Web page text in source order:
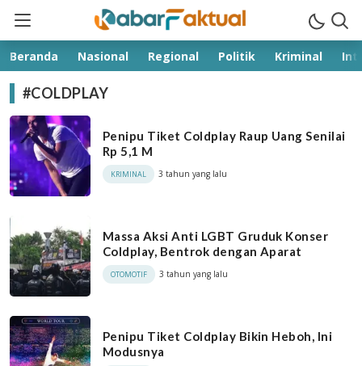
kabarfaktual.com
Terpercaya
Beranda Nasional Regional Politik Kriminal
#COLDPLAY
Penipu Tiket Coldplay Raup Uang Senilai
Rp 5,1 M
KRIMINAL 3 tahun yang lalu
Massa Aksi Anti LGBT Gruduk Konser
Coldplay, Bentrok dengan Aparat
OTOMOTIF 3 tahun yang lalu
Penipu Tiket Coldplay Bikin Heboh, Ini
Modusnya